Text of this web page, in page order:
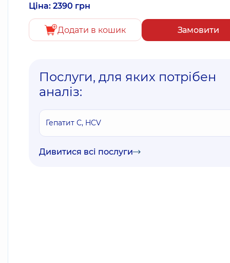
Ціна: 2390 грн
Додати в кошик Замовити
Послуги, для яких потрібен
аналіз:
Гепатит С, HCV
Дивитися всі послуги